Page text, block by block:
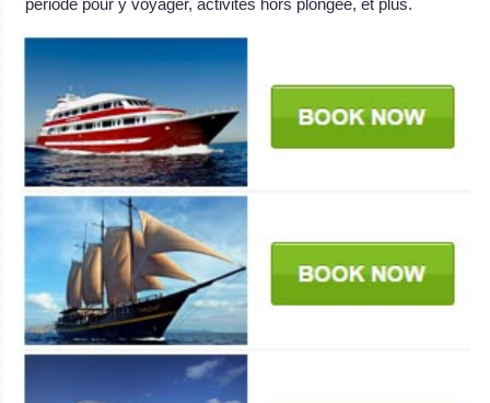
période pour y voyager, activités hors plongée, et plus.